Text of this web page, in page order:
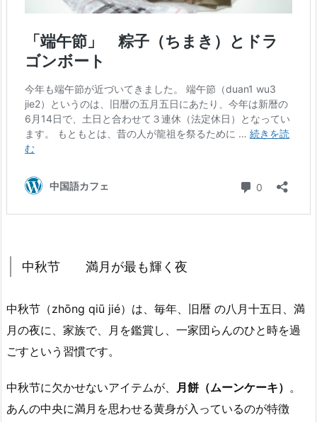
中秋节 満月が最も輝く夜
中秋节（zhōng qiū jié）は、毎年、旧暦 の八月十五日、満
月の夜に、家族で、月を鑑賞し、一家団らんのひと時を過
ごすという習慣です。
中秋节に欠かせないアイテムが、 月餅（ムーンケーキ） 。
あんの中央に満月を思わせる黄身が入っているのが特徴